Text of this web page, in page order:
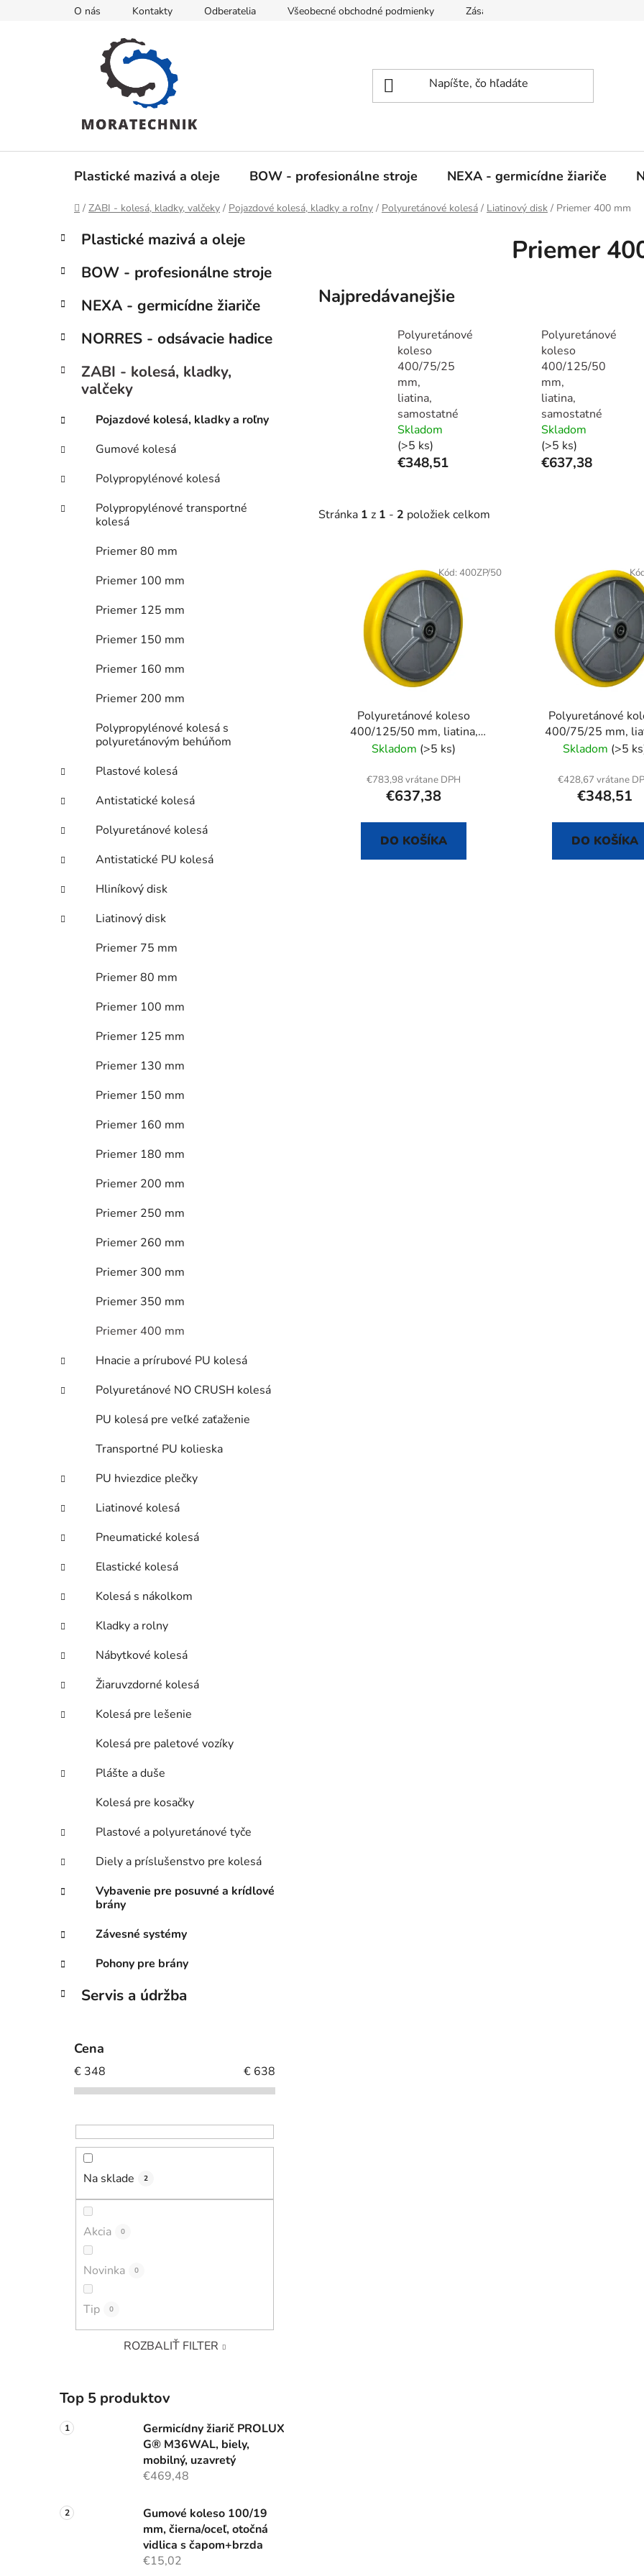
O nás Kontakty Odberatelia Všeobecné obchodné podmienky Zásady ochrany osobných údajov
Plastické mazivá a oleje BOW - profesionálne stroje NEXA - germicídne žiariče
Domov
/ ZABI - kolesá, kladky, valčeky / Pojazdové kolesá, kladky a roľny / Polyuretánové kolesá / Liatinový disk / Priemer 400 mm
B
č
ý
a
n
e
Preskočiť
kategórie
K
a
e
ó
i
Plastické mazivá a oleje
BOW - profesionálne stroje
NEXA - germicídne žiariče
NORRES - odsávacie hadice
ZABI - kolesá, kladky,
valčeky
Pojazdové kolesá, kladky a roľny
Gumové kolesá
Polypropylénové kolesá
Polypropylénové transportné
kolesá
Priemer 80 mm
Priemer 100 mm
Priemer 125 mm
Priemer 150 mm
Priemer 160 mm
Priemer 200 mm
Polypropylénové kolesá s
polyuretánovým behúňom
Plastové kolesá
Antistatické kolesá
Polyuretánové kolesá
Antistatické PU kolesá
Hliníkový disk
Liatinový disk
Priemer 75 mm
Priemer 80 mm
Priemer 100 mm
Priemer 125 mm
Priemer 130 mm
Priemer 150 mm
Priemer 160 mm
Priemer 180 mm
Priemer 200 mm
Priemer 250 mm
Priemer 260 mm
Priemer 300 mm
Priemer 350 mm
Priemer 400 mm
Hnacie a prírubové PU kolesá
Polyuretánové NO CRUSH kolesá
PU kolesá pre veľké zaťaženie
Transportné PU kolieska
PU hviezdice plečky
Liatinové kolesá
Pneumatické kolesá
Elastické kolesá
Kolesá s nákolkom
Kladky a rolny
Nábytkové kolesá
Žiaruvzdorné kolesá
Kolesá pre lešenie
Kolesá pre paletové vozíky
Plášte a duše
Kolesá pre kosačky
Plastové a polyuretánové tyče
Diely a príslušenstvo pre kolesá
Vybavenie pre posuvné a krídlové
brány
Závesné systémy
Pohony pre brány
Servis a údržba
Cena
€ 348 € 638
Na sklade 2
Akcia 0
Novinka 0
Tip 0
ROZBALIŤ FILTER
Top 5 produktov
Germicídny žiarič PROLUX
G® M36WAL, biely,
mobilný, uzavretý
€469,48
Gumové koleso 100/19
mm, čierna/oceľ, otočná
vidlica s čapom+brzda
€15,02
Priemer
Najpredávanejšie
Polyuretánové
koleso
400/75/25
mm,
liatina,
samostatné
Skladom
(>5 ks)
€348,51
Polyuretánové
koleso
400/125/50
mm,
liatina,
samostatné
Skladom
(>5 ks)
€637,38
Stránka 1 z 1 - 2 položiek celkom
Polyuretánové koleso
400/125/50 mm, liatina,
samostatné
Skladom (>5 ks)
€783,98 vrátane DPH
€637,38
DO KOŠÍKA
Kód: 400ZP/50
Polyuretánové
400/75/25 mm,
samostatné
Skladom (>5
€428,67 vrátane
€348,51
DO KOŠÍKA